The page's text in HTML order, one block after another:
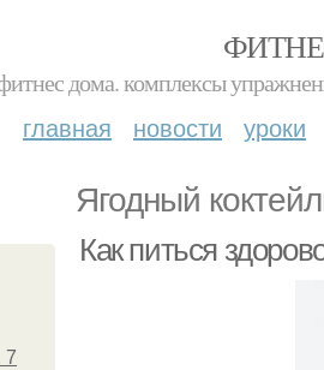
дома. комплексы
главная новости уроки
Ягодный
7
Как питься